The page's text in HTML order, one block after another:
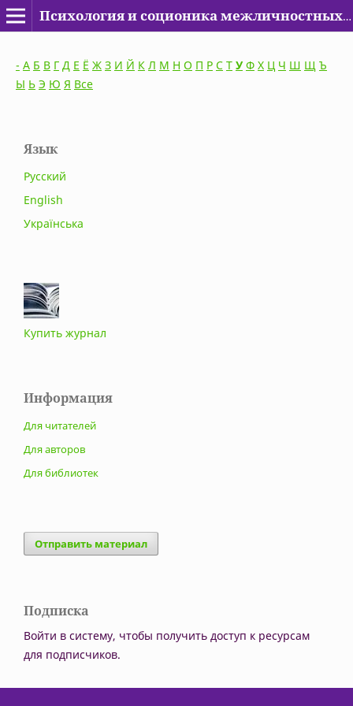
Психология и соционика межличностных отношений
- А Б В Г Д Е Ё Ж З И Й К Л М Н О П Р С Т У Ф Х Ц Ч Ш Щ Ъ
Ы Ь Э Ю Я Все
Язык
Русский
English
Українська
Купить журнал
Информация
Для читателей
Для авторов
Для библиотек
Отправить материал
Подписка
Войти в систему, чтобы получить доступ к ресурсам
для подписчиков.